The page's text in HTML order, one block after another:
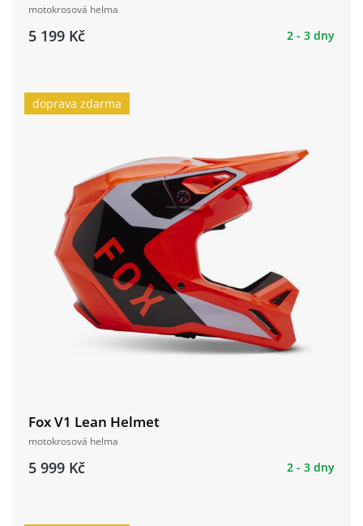
motokrosová helma
5 199 Kč 2 - 3 dny
doprava zdarma
Fox V1 Lean Helmet
motokrosová helma
5 999 Kč 2 - 3 dny